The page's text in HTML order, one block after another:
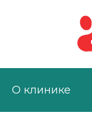
О клинике